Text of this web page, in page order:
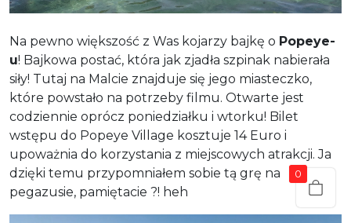
Na pewno większość z Was kojarzy bajkę o Popeye-
u! Bajkowa postać, która jak zjadła szpinak nabierała
siły! Tutaj na Malcie znajduje się jego miasteczko,
które powstało na potrzeby filmu. Otwarte jest
codziennie oprócz poniedziałku i wtorku! Bilet
wstępu do Popeye Village kosztuje 14 Euro i
upoważnia do korzystania z miejscowych atrakcji. Ja
dzięki temu przypomniałem sobie tą grę na
pegazusie, pamiętacie ?! heh
0